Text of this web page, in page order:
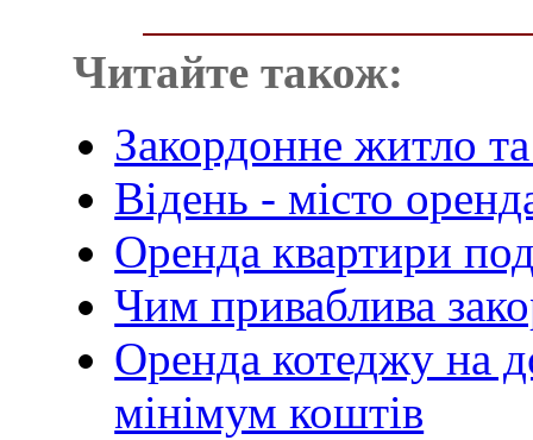
Читайте також:
Закордонне житло
Відень - місто
Оренда квартири
Чим приваблива
Оренда котеджу на
мінімум коштів